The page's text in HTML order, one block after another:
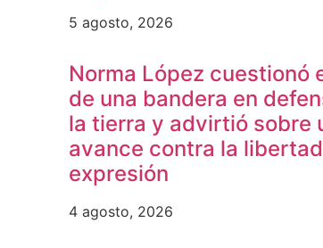
5 agosto, 2026
Norma López cuestionó
de una bandera en
la tierra y advirtió sobre
avance contra la
expresión
4 agosto, 2026